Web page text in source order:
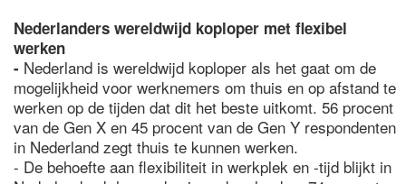
Nederlanders wereldwijd koploper met flexibel
werken
- Nederland is wereldwijd koploper als het gaat om de
mogelijkheid voor werknemers om thuis en op afstand te
werken op de tijden dat dit het beste uitkomt. 56 procent
van de Gen X en 45 procent van de Gen Y respondenten
in Nederland zegt thuis te kunnen werken.
- De behoefte aan flexibiliteit in werkplek en -tijd blijkt in